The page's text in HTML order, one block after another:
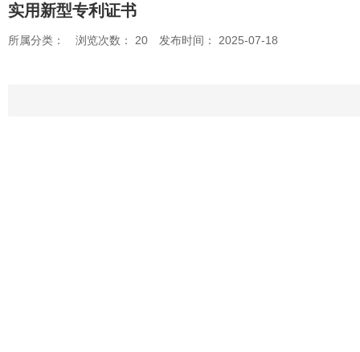
实用新型专利证书
所属分类： 浏览次数： 20 发布时间： 2025-07-18